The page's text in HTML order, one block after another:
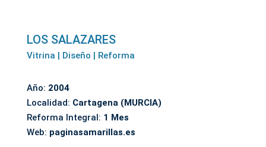
LOS SALAZARES
Vitrina | Diseño | Reforma
Año: 2004
Localidad: Cartagena (MURCIA)
Reforma Integral: 1 Mes
Web: paginasamarillas.es